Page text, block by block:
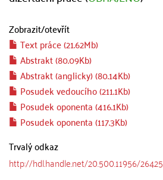
Zobrazit/otevřít
Text práce (21.62Mb)
Abstrakt (80.09Kb)
Abstrakt (anglicky) (80.14Kb)
Posudek vedoucího (211.1Kb)
Posudek oponenta (416.1Kb)
Posudek oponenta (117.3Kb)
Trvalý odkaz
http://hdl.handle.net/20.500.11956/26425